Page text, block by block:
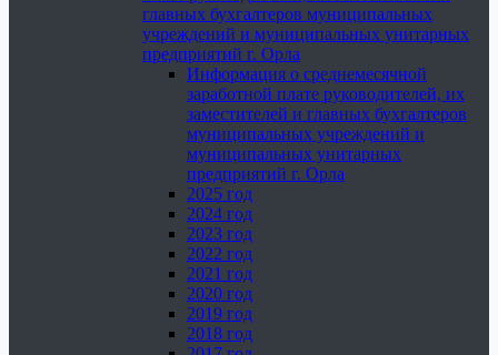
главных бухгалтеров муниципальных
учреждений и муниципальных унитарных
предприятий г. Орла
Информация о среднемесячной
заработной плате руководителей, их
заместителей и главных бухгалтеров
муниципальных учреждений и
муниципальных унитарных
предприятий г. Орла
2025 год
2024 год
2023 год
2022 год
2021 год
2020 год
2019 год
2018 год